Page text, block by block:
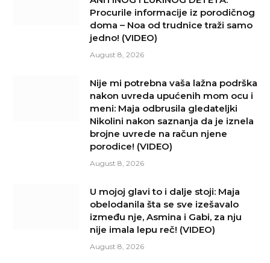
Procurile informacije iz porodičnog
doma – Noa od trudnice traži samo
jedno! (VIDEO)
August 8, 2026
Nije mi potrebna vaša lažna podrška
nakon uvreda upućenih mom ocu i
meni: Maja odbrusila gledateljki
Nikolini nakon saznanja da je iznela
brojne uvrede na račun njene
porodice! (VIDEO)
August 8, 2026
U mojoj glavi to i dalje stoji: Maja
obelodanila šta se sve izešavalo
između nje, Asmina i Gabi, za nju
nije imala lepu reč! (VIDEO)
August 8, 2026